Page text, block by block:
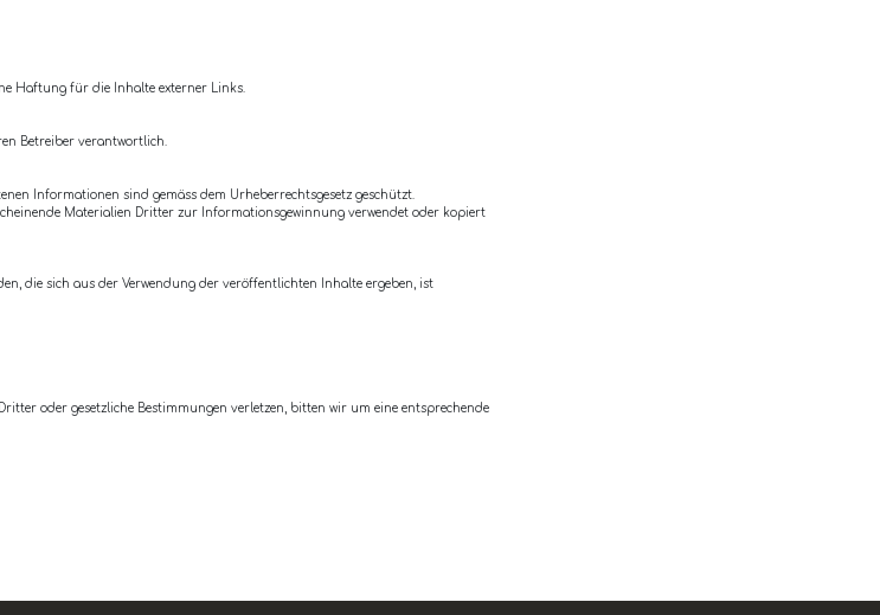
Haftung für die Inhalte externer Links.
Betreiber verantwortlich.
Informationen sind gemäss dem Urheberrechtsgesetz geschützt.
Materialien Dritter zur Informationsgewinnung verwendet oder kopiert
die sich aus der Verwendung der veröffentlichten Inhalte ergeben, ist
oder gesetzliche Bestimmungen verletzen, bitten wir um eine entsprechende